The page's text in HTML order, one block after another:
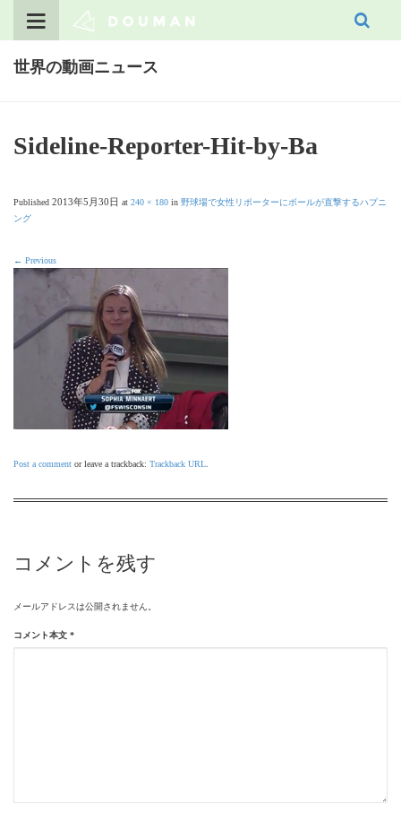
世界の動画ニュース
Sideline-Reporter-Hit-by-Ba
Published 2013年5月30日 at 240 × 180 in 野球場で女性リポーターにボールが直撃するハプニ
ング
← Previous
Post a comment or leave a trackback: Trackback URL
コメントを残す
メールアドレスは公開されません。
コメント本文 *